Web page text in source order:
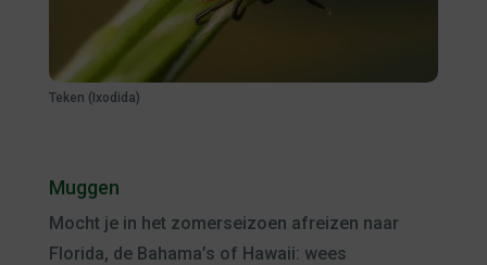
Teken (Ixodida)
Muggen
Mocht je in het zomerseizoen afreizen naar
Florida, de Bahama’s of Hawaii: wees